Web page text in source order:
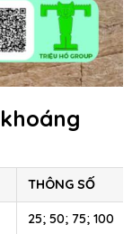
THÔNG SỐ
25; 50; 75; 100